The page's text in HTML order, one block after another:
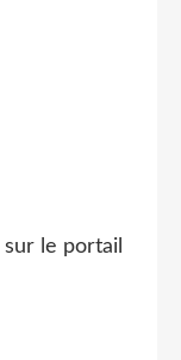
sur le portail